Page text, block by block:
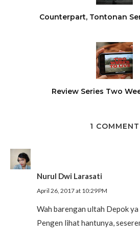
Counterpart, Tontonan
Review Series Two
1 COMMENT
Nurul Dwi Larasati
April 26, 2017 at 10:29 PM
Wah barengan ultah Depok
Pengen lihat hantunya,